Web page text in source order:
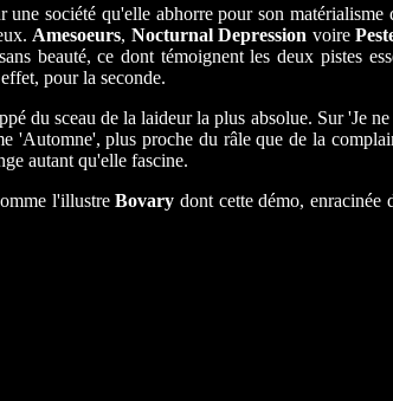
société qu'elle abhorre pour son
Amesoeurs, Nocturnal Depression voire
beauté, ce dont témoignent les deux pistes
pour la seconde.
du sceau de la laideur la plus absolue. Sur 'Je
'Automne', plus proche du râle que de la
autant qu'elle fascine.
l'illustreBovary dont cette démo, enracinée